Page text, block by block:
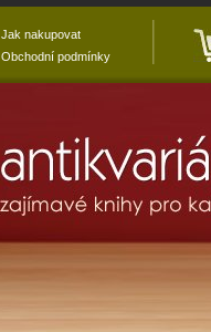
Jak nakupovat
Obchodní podmínky